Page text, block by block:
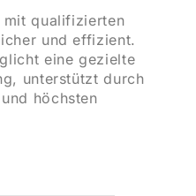
qualifizierten
und effizient.
eine gezielte
unterstützt durch
höchsten